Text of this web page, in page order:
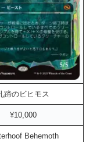
蹄のビヒモス
¥10,000
Behemoth